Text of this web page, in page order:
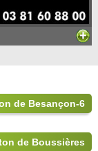
de Besançon-6
de Boussières